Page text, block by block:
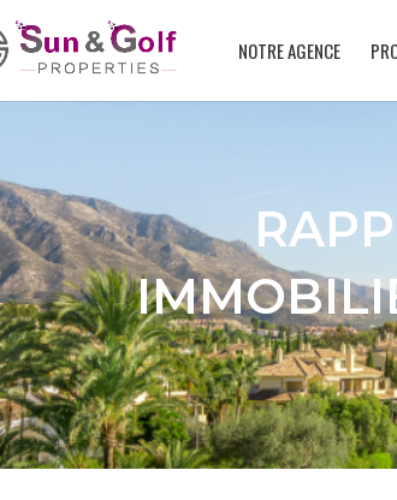
NOTRE AGENCE